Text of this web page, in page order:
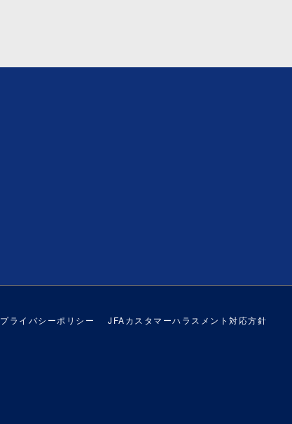
プライバシーポリシー JFAカスタマーハラスメント対応方針